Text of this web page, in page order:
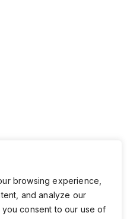
browsing experience,
and analyze our
consent to our use of